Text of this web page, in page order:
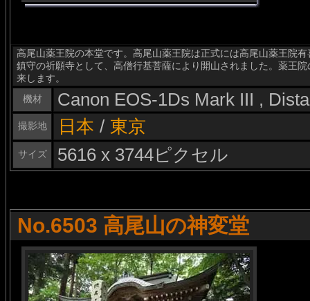
高尾山薬王院の本堂です。高尾山薬王院は正式には高尾山薬王院
鎮守の祈願寺として、高僧行基菩薩により開山されました。薬王
来します。
機材
Canon EOS-1Ds Mark III ,
撮影地 日本 / 東京
サイズ 5616 x 3744ピクセル
No.6503 高尾山の神変堂